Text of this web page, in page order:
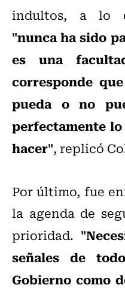
indultos, a lo
"nunca ha sido
es una
corresponde
pueda o no
perfectamente
hacer", replicó
Por último, fue
la agenda de
prioridad.
señales de
Gobierno como